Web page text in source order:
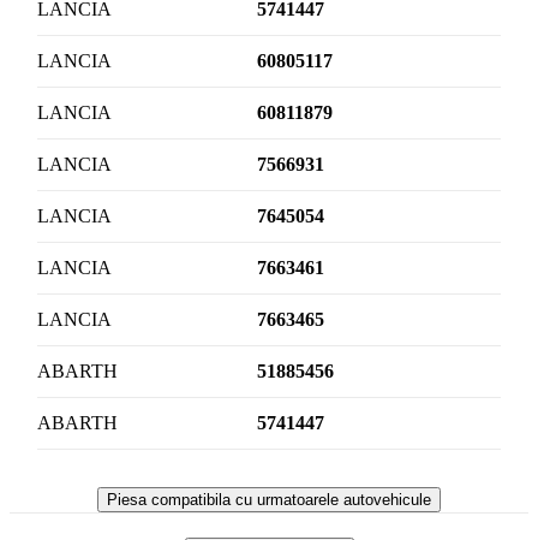
LANCIA 5741447
LANCIA 60805117
LANCIA 60811879
LANCIA 7566931
LANCIA 7645054
LANCIA 7663461
LANCIA 7663465
ABARTH 51885456
ABARTH 5741447
Piesa compatibila cu urmatoarele autovehicule